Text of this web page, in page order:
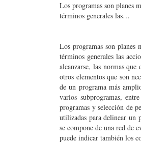
Los programas son planes
términos generales las…
Los programas son planes
términos generales las
alcanzarse, las normas que
otros elementos que son
de un programa más
varios subprogramas,
programas y selección de
utilizadas para delinear un
se compone de una red de
puede indicar también los